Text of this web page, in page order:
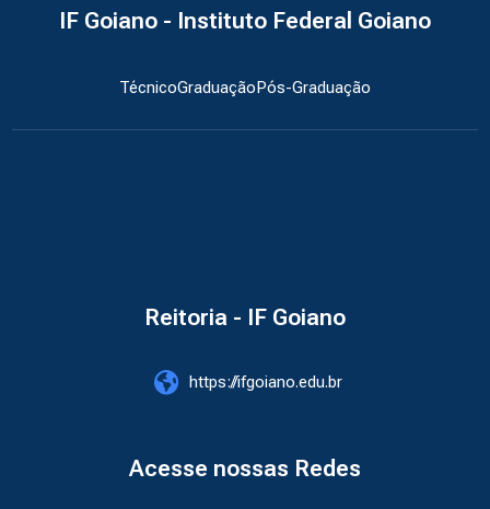
IF Goiano - Instituto Federal Goiano
TécnicoGraduaçãoPós-Graduação
Reitoria - IF Goiano
https://ifgoiano.edu.br
Acesse nossas Redes